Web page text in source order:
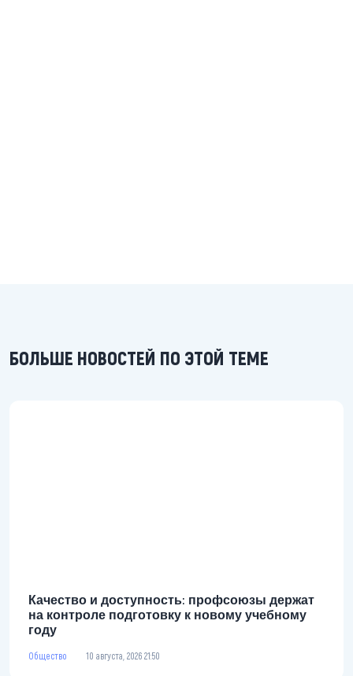
БОЛЬШЕ НОВОСТЕЙ ПО ЭТОЙ ТЕМЕ
Качество и доступность: профсоюзы держат
на контроле подготовку к новому учебному
году
Общество 10 августа, 2026 21:50